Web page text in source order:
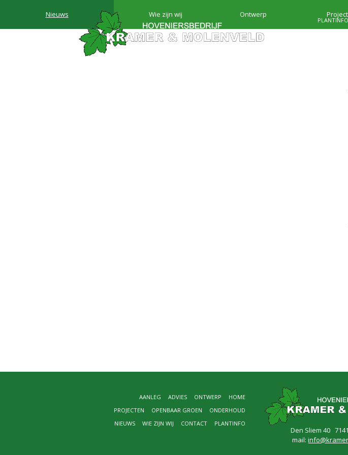
KRAMER &
PLANTINFO
Nieuws Wie zijn wij Ontwerp
HOME
ONTWERP
ADVIES
AANLEG
ONDERHOUD
OPENBAAR GROEN
PROJECTEN
PLANTINFO
CONTACT
WIE ZIJN WIJ
NIEUWS
Den Sliem 40
mail: